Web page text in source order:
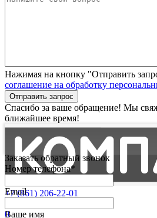
Нажимая на кнопку "Отправить
соглашение на обработку
Отправить запрос
Спасибо за ваше обращение! Мы
ближайшее время!
+7 (861) 206-22-01
0
Заказать обратный звонок
Номер телефона*
Email
Ваше имя